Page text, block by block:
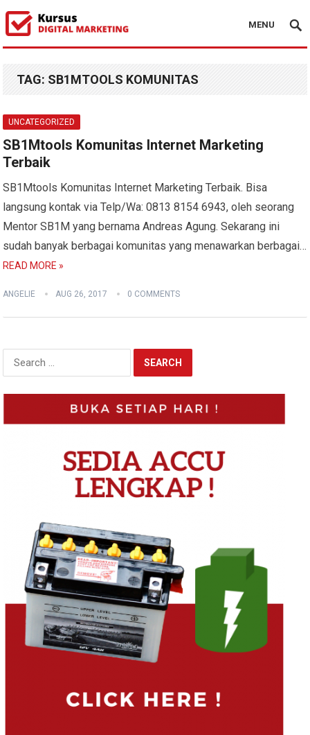
MENU
TAG: SB1MTOOLS KOMUNITAS
UNCATEGORIZED
SB1Mtools Komunitas Internet Marketing
Terbaik
SB1Mtools Komunitas Internet Marketing Terbaik. Bisa
langsung kontak via Telp/Wa: 0813 8154 6943, oleh seorang
Mentor SB1M yang bernama Andreas Agung. Sekarang ini
sudah banyak berbagai komunitas yang menawarkan berbagai…
READ MORE »
ANGELIE AUG 26, 2017 0 COMMENTS
Search
for: